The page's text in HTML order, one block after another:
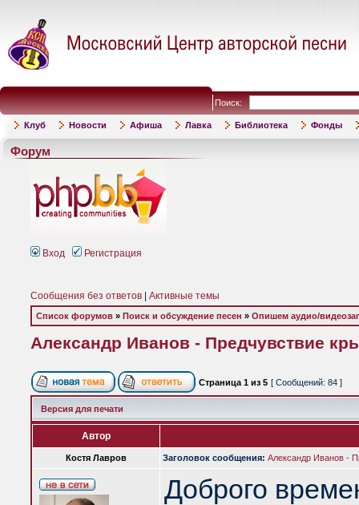
Поиск:
Клуб Новости Афиша Лавка Библиотека Фонды
Форум
Вход Регистрация
Сообщения без ответов Активные темы
Список форумов » Поиск и обсуждение песен » Опишем аудио/
Александр Иванов - Предчувствие
Страница 1 из 5 [ Сообщений: 84 ]
Версия для печати
Автор
Костя Лавров Заголовок сообщения: Александр Иванов -
Доброго